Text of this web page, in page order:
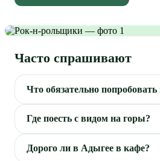
Часто спрашивают
Что обязательно
Где поесть с видом на горы?
Дорого ли в Адыгее в кафе?